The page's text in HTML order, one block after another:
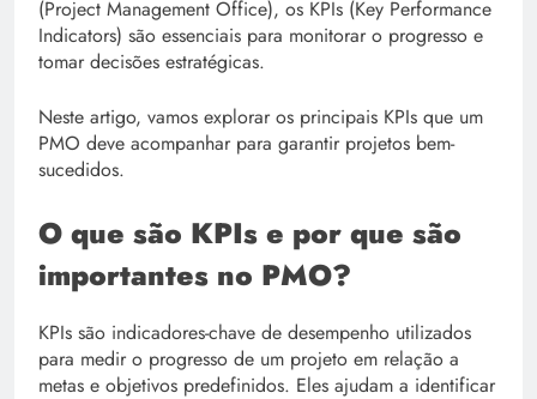
(Project Management Office), os KPIs (Key Performance
Indicators) são essenciais para monitorar o progresso e
tomar decisões estratégicas.
Neste artigo, vamos explorar os principais KPIs que um
PMO deve acompanhar para garantir projetos bem-
sucedidos.
O que são KPIs e por que são
importantes no PMO?
KPIs são indicadores-chave de desempenho utilizados
para medir o progresso de um projeto em relação a
metas e objetivos predefinidos. Eles ajudam a identificar